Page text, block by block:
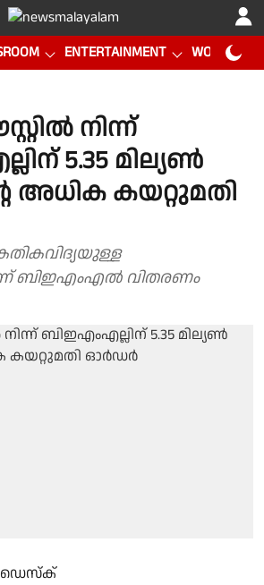
ENTERTAINMENT WORLD CUP
നിന്ന്
5.35 മില്യണ്‍
അധിക കയറ്റുമതി
ബിഇഎംഎല്‍ വിതരണം